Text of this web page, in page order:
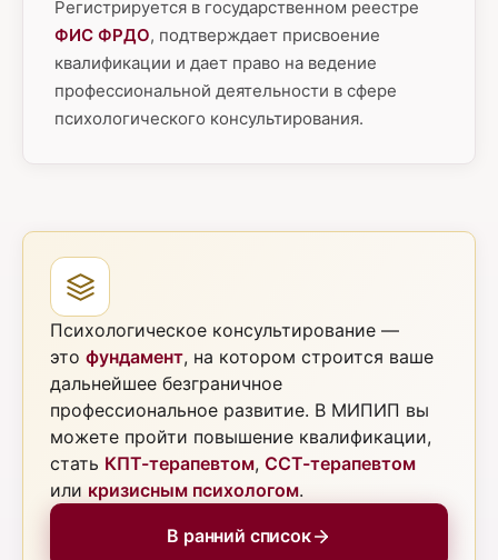
Регистрируется в государственном реестре
ФИС ФРДО, подтверждает присвоение
квалификации и дает право на ведение
профессиональной деятельности в сфере
психологического консультирования.
Психологическое консультирование —
это фундамент, на котором строится ваше
дальнейшее безграничное
профессиональное развитие. В МИПИП вы
можете пройти повышение квалификации,
стать КПТ-терапевтом, ССТ-терапевтом
или кризисным психологом.
В ранний список